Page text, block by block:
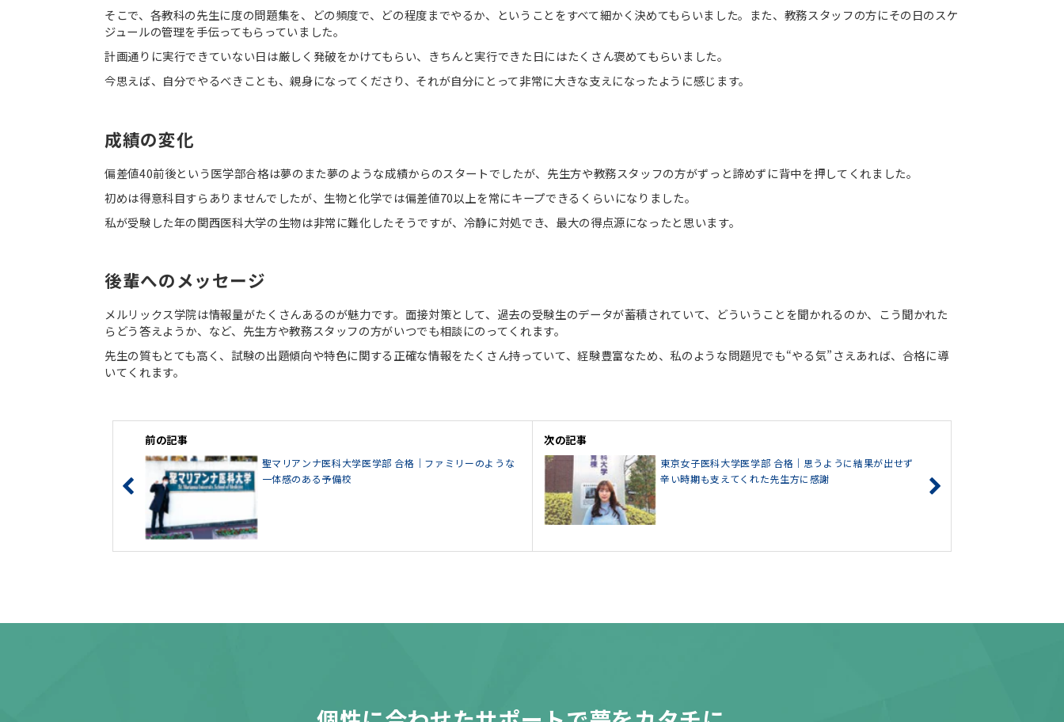
そこで、各教科の先生に度の問題集を、どの頻度で、どの程度までやるか、ということをすべて細かく決めてもらいました。また、教務スタッフの方にその日のスケ
ジュールの管理を手伝ってもらっていました。
計画通りに実行できていない日は厳しく発破をかけてもらい、きちんと実行できた日にはたくさん褒めてもらいました。
今思えば、自分でやるべきことも、親身になってくださり、それが自分にとって非常に大きな支えになったように感じます。
成績の変化
偏差値40前後という医学部合格は夢のまた夢のような成績からのスタートでしたが、先生方や教務スタッフの方がずっと諦めずに背中を押してくれました。
初めは得意科目すらありませんでしたが、生物と化学では偏差値70以上を常にキープできるくらいになりました。
私が受験した年の関西医科大学の生物は非常に難化したそうですが、冷静に対処でき、最大の得点源になったと思います。
後輩へのメッセージ
メルリックス学院は情報量がたくさんあるのが魅力です。面接対策として、過去の受験生のデータが蓄積されていて、どういうことを聞かれるのか、こう聞かれた
らどう答えようか、など、先生方や教務スタッフの方がいつでも相談にのってくれます。
先生の質もとても高く、試験の出題傾向や特色に関する正確な情報をたくさん持っていて、経験豊富なため、私のような問題児でも“やる気”さえあれば、合格に導
いてくれます。
前の記事
聖マリアンナ医科大学医学部 合格｜ファミリーのような
一体感のある予備校
次の記事
東京女子医科大学医学部 合格｜思うように結果が出せず
辛い時期も支えてくれた先生方に感謝